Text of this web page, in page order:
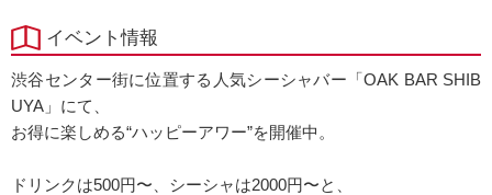
イベント情報
渋谷センター街に位置する人気シーシャバー「OAK BAR SHIB
UYA」にて、
お得に楽しめる“ハッピーアワー”を開催中。
ドリンクは500円〜、シーシャは2000円〜と、